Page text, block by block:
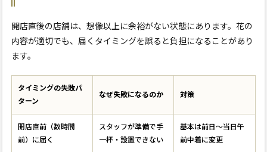
開店直後の店舗は、想像以上に余裕がない状態にあります。花の
内容が適切でも、届くタイミングを誤ると負担になることがあり
ます。
タイミングの失敗パ
ターン
なぜ失敗になるのか 対策
開店直前（数時間
前）に届く
スタッフが準備で手
一杯・設置できない
基本は前日〜当日午
前中着に変更